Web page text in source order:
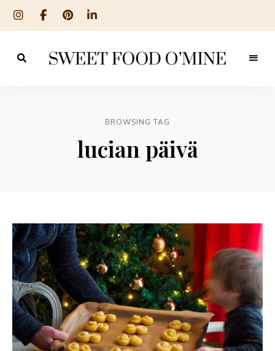
´Mine
BROWSING TAG
lucian päivä